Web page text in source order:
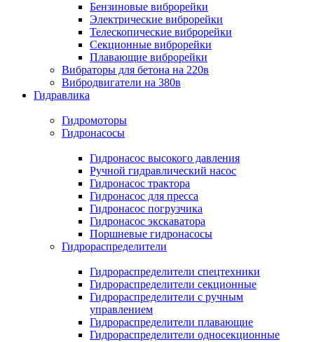
Бензиновые виброрейки
Электрические виброрейки
Телескопические виброрейки
Секционные виброрейки
Плавающие виброрейки
Вибраторы для бетона на 220в
Вибродвигатели на 380в
Гидравлика
Гидромоторы
Гидронасосы
Гидронасос высокого давления
Ручной гидравлический насос
Гидронасос трактора
Гидронасос для пресса
Гидронасос погрузчика
Гидронасос экскаватора
Поршневые гидронасосы
Гидрораспределители
Гидрораспределители спецтехники
Гидрораспределители секционные
Гидрораспределители с ручным
управлением
Гидрораспределители плавающие
Гидрораспределители односекционные